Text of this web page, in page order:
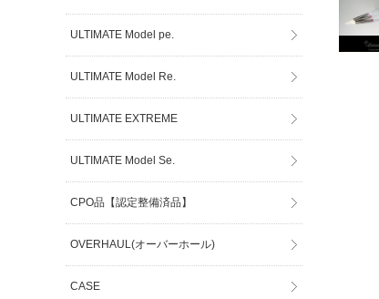
ULTIMATE Model pe.
ULTIMATE Model Re.
ULTIMATE EXTREME
ULTIMATE Model Se.
CPO品【認定整備済品】
OVERHAUL(オーバーホール)
CASE